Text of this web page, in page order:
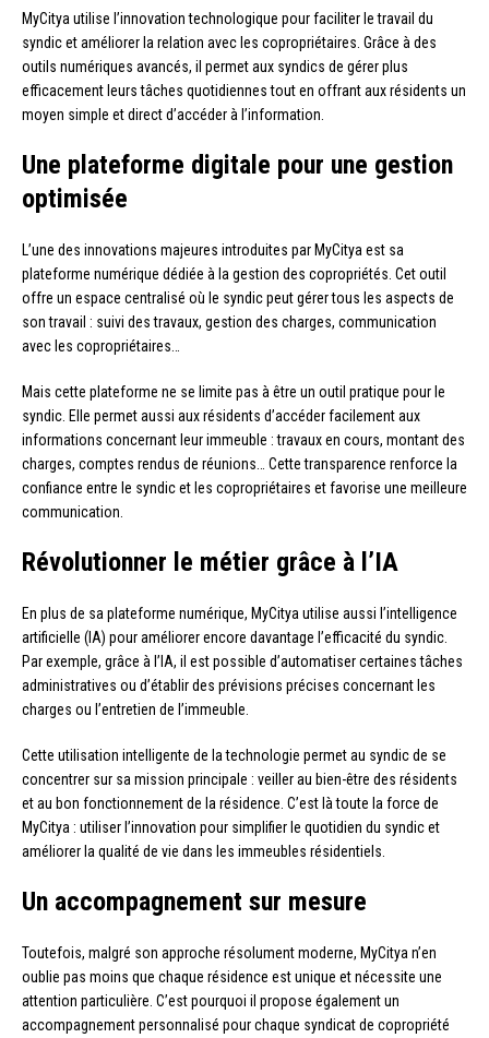
MyCitya utilise l’innovation technologique pour faciliter le travail du
syndic et améliorer la relation avec les copropriétaires. Grâce à des
outils numériques avancés, il permet aux syndics de gérer plus
efficacement leurs tâches quotidiennes tout en offrant aux résidents un
moyen simple et direct d’accéder à l’information.
Une plateforme digitale pour une gestion
optimisée
L’une des innovations majeures introduites par MyCitya est sa
plateforme numérique dédiée à la gestion des copropriétés. Cet outil
offre un espace centralisé où le syndic peut gérer tous les aspects de
son travail : suivi des travaux, gestion des charges, communication
avec les copropriétaires…
Mais cette plateforme ne se limite pas à être un outil pratique pour le
syndic. Elle permet aussi aux résidents d’accéder facilement aux
informations concernant leur immeuble : travaux en cours, montant des
charges, comptes rendus de réunions… Cette transparence renforce la
confiance entre le syndic et les copropriétaires et favorise une meilleure
communication.
Révolutionner le métier grâce à l’IA
En plus de sa plateforme numérique, MyCitya utilise aussi l’intelligence
artificielle (IA) pour améliorer encore davantage l’efficacité du syndic.
Par exemple, grâce à l’IA, il est possible d’automatiser certaines tâches
administratives ou d’établir des prévisions précises concernant les
charges ou l’entretien de l’immeuble.
Cette utilisation intelligente de la technologie permet au syndic de se
concentrer sur sa mission principale : veiller au bien-être des résidents
et au bon fonctionnement de la résidence. C’est là toute la force de
MyCitya : utiliser l’innovation pour simplifier le quotidien du syndic et
améliorer la qualité de vie dans les immeubles résidentiels.
Un accompagnement sur mesure
Toutefois, malgré son approche résolument moderne, MyCitya n’en
oublie pas moins que chaque résidence est unique et nécessite une
attention particulière. C’est pourquoi il propose également un
accompagnement personnalisé pour chaque syndicat de copropriété